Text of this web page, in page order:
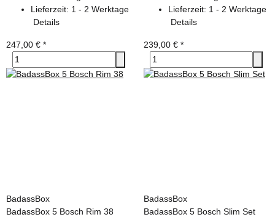
Lieferzeit: 1 - 2 Werktage
Details
247,00 € *
Lieferzeit: 1 - 2 Werktage
Details
239,00 € *
BadassBox
BadassBox 5 Bosch Rim 38
BadassBox
BadassBox 5 Bosch Slim Set